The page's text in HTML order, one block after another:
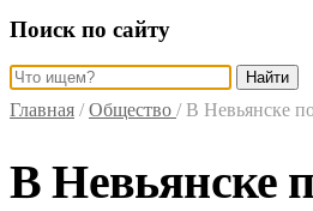
Поиск по сайту
Найти
Главная / Общество / В Невьянске
В Невьянске